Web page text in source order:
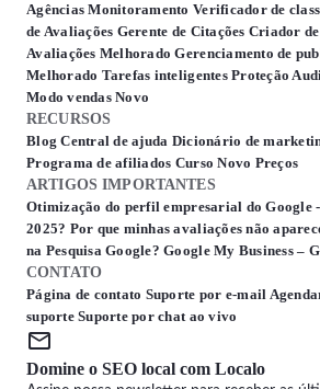
AgênciasMonitoramento Verificador de
de Avaliações Gerente de Citações Criador
Avaliações Melhorado Gerenciamento de
Melhorado Tarefas inteligentesProteção
Modo vendasNovo
RECURSOS
BlogCentral de ajuda Dicionário de
Programa de afiliados CursoNovo Preços
ARTIGOS IMPORTANTES
Otimização do perfil empresarial do Google
2025? Por que minhas avaliações não
na Pesquisa Google?Google My Business –
CONTATO
Página de contato Suporte por e-mail
suporteSuporte por chat ao vivo
Domine o SEO local com Localo